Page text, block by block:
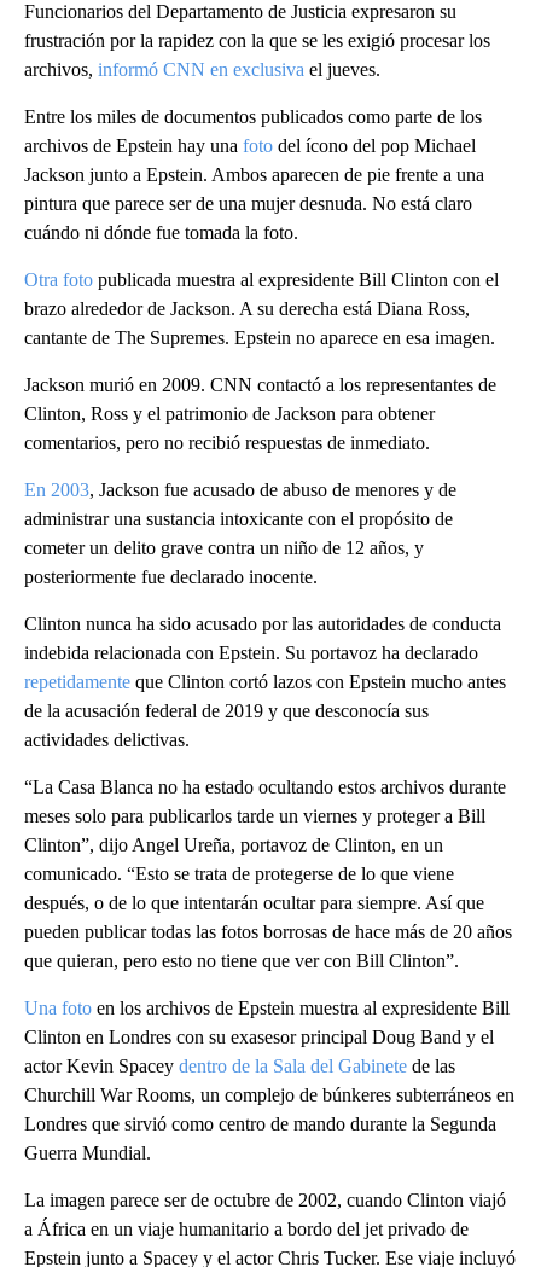
Funcionarios del Departamento de Justicia expresaron su
frustración por la rapidez con la que se les exigió procesar los
archivos, informó CNN en exclusiva el jueves.
Entre los miles de documentos publicados como parte de los
archivos de Epstein hay una foto del ícono del pop Michael
Jackson junto a Epstein. Ambos aparecen de pie frente a una
pintura que parece ser de una mujer desnuda. No está claro
cuándo ni dónde fue tomada la foto.
Otra foto publicada muestra al expresidente Bill Clinton con el
brazo alrededor de Jackson. A su derecha está Diana Ross,
cantante de The Supremes. Epstein no aparece en esa imagen.
Jackson murió en 2009. CNN contactó a los representantes de
Clinton, Ross y el patrimonio de Jackson para obtener
comentarios, pero no recibió respuestas de inmediato.
En 2003, Jackson fue acusado de abuso de menores y de
administrar una sustancia intoxicante con el propósito de
cometer un delito grave contra un niño de 12 años, y
posteriormente fue declarado inocente.
Clinton nunca ha sido acusado por las autoridades de conducta
indebida relacionada con Epstein. Su portavoz ha declarado
repetidamente que Clinton cortó lazos con Epstein mucho antes
de la acusación federal de 2019 y que desconocía sus
actividades delictivas.
“La Casa Blanca no ha estado ocultando estos archivos durante
meses solo para publicarlos tarde un viernes y proteger a Bill
Clinton”, dijo Angel Ureña, portavoz de Clinton, en un
comunicado. “Esto se trata de protegerse de lo que viene
después, o de lo que intentarán ocultar para siempre. Así que
pueden publicar todas las fotos borrosas de hace más de 20 años
que quieran, pero esto no tiene que ver con Bill Clinton”.
Una foto en los archivos de Epstein muestra al expresidente Bill
Clinton en Londres con su exasesor principal Doug Band y el
actor Kevin Spacey dentro de la Sala del Gabinete de las
Churchill War Rooms, un complejo de búnkeres subterráneos en
Londres que sirvió como centro de mando durante la Segunda
Guerra Mundial.
La imagen parece ser de octubre de 2002, cuando Clinton viajó
a África en un viaje humanitario a bordo del jet privado de
Epstein junto a Spacey y el actor Chris Tucker. Ese viaje incluyó